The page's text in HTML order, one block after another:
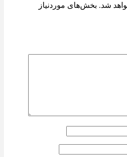
شد. بخش‌های موردنیاز